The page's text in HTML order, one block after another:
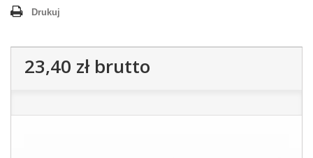
Drukuj
23,40 złbrutto